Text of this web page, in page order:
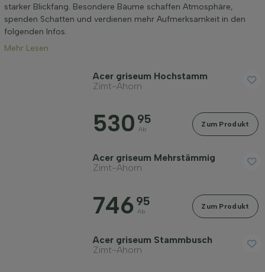
Höhe bei Lieferung (cm)
Höhe inkl. Topf (cm)
Umfang des Stamms (cm)
starker Blickfang. Besondere Bäume schaffen Atmosphäre,
spenden Schatten und verdienen mehr Aufmerksamkeit in den
folgenden Infos.
Mehr Lesen
Acer griseum Hochstamm
Zimt-Ahorn
530 95
Ab
Zum Produkt
Acer griseum Mehrstämmig
Zimt-Ahorn
746 95
Ab
Zum Produkt
Acer griseum Stammbusch
Zimt-Ahorn